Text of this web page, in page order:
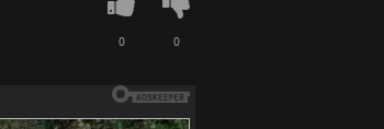
и Хаоса, и
книга цикла.
осуществление
0 0